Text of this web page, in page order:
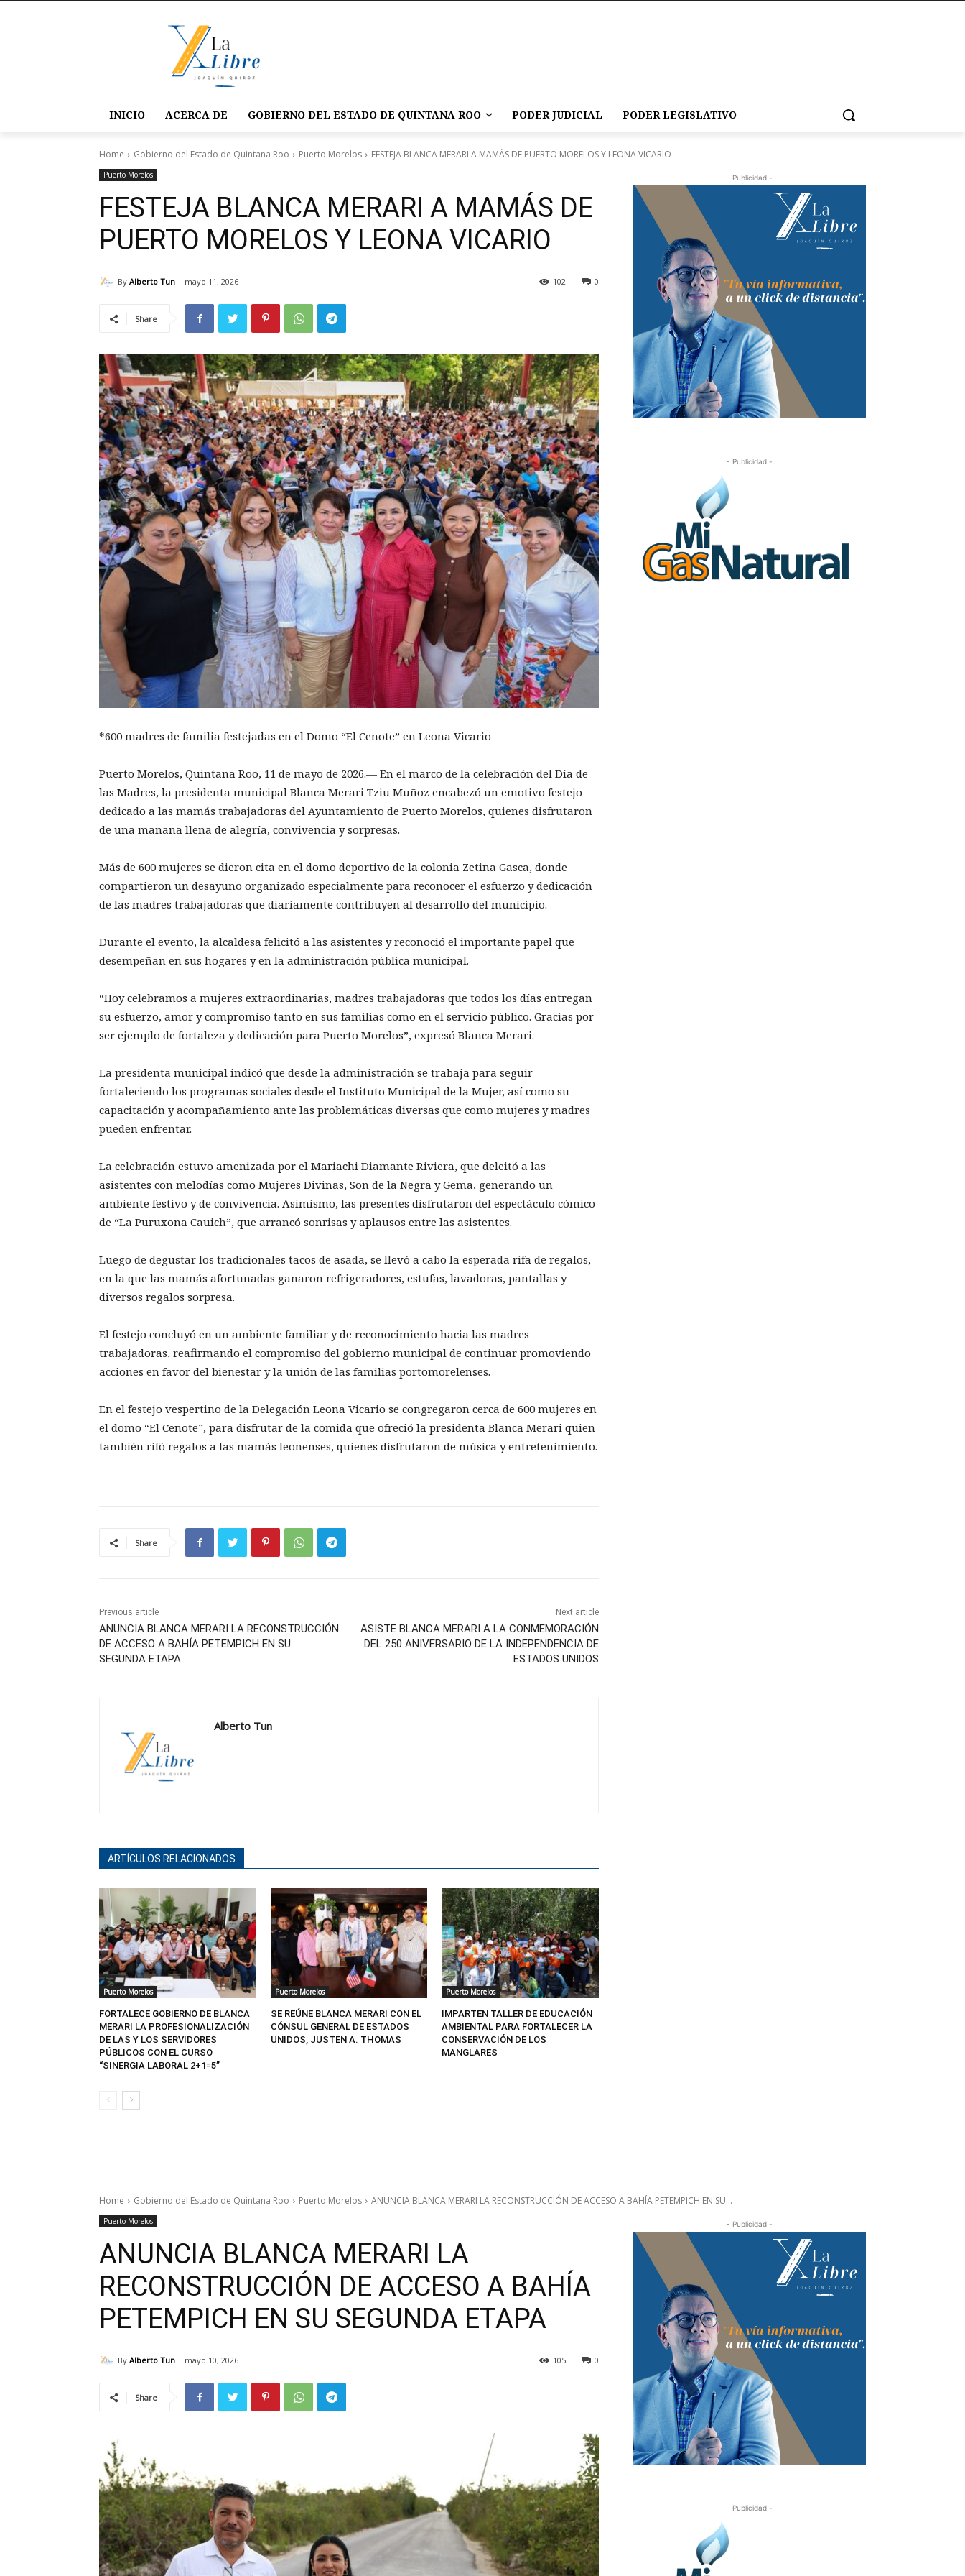
INICIO ACERCA DE GOBIERNO DEL ESTADO DE QUINTANA ROO PODER JUDICIAL PODER LEGISLATIVO
Home Gobierno del Estado de Quintana Roo Puerto Morelos FESTEJA BLANCA MERARI A MAMÁS DE PUERTO MORELOS Y LEONA VICARIO
Puerto Morelos
FESTEJA BLANCA MERARI A MAMÁS DE
PUERTO MORELOS Y LEONA VICARIO
By Alberto Tun mayo 11, 2026 0
102
Share
*600 madres de familia festejadas en el Domo “El Cenote” en Leona Vicario
Puerto Morelos, Quintana Roo, 11 de mayo de 2026.— En el marco de la celebración del Día de
las Madres, la presidenta municipal Blanca Merari Tziu Muñoz encabezó un emotivo festejo
dedicado a las mamás trabajadoras del Ayuntamiento de Puerto Morelos, quienes disfrutaron
de una mañana llena de alegría, convivencia y sorpresas.
Más de 600 mujeres se dieron cita en el domo deportivo de la colonia Zetina Gasca, donde
compartieron un desayuno organizado especialmente para reconocer el esfuerzo y dedicación
de las madres trabajadoras que diariamente contribuyen al desarrollo del municipio.
Durante el evento, la alcaldesa felicitó a las asistentes y reconoció el importante papel que
desempeñan en sus hogares y en la administración pública municipal.
“Hoy celebramos a mujeres extraordinarias, madres trabajadoras que todos los días entregan
su esfuerzo, amor y compromiso tanto en sus familias como en el servicio público. Gracias por
ser ejemplo de fortaleza y dedicación para Puerto Morelos”, expresó Blanca Merari.
La presidenta municipal indicó que desde la administración se trabaja para seguir
fortaleciendo los programas sociales desde el Instituto Municipal de la Mujer, así como su
capacitación y acompañamiento ante las problemáticas diversas que como mujeres y madres
pueden enfrentar.
La celebración estuvo amenizada por el Mariachi Diamante Riviera, que deleitó a las
asistentes con melodías como Mujeres Divinas, Son de la Negra y Gema, generando un
ambiente festivo y de convivencia. Asimismo, las presentes disfrutaron del espectáculo cómico
de “La Puruxona Cauich”, que arrancó sonrisas y aplausos entre las asistentes.
Luego de degustar los tradicionales tacos de asada, se llevó a cabo la esperada rifa de regalos,
en la que las mamás afortunadas ganaron refrigeradores, estufas, lavadoras, pantallas y
diversos regalos sorpresa.
El festejo concluyó en un ambiente familiar y de reconocimiento hacia las madres
trabajadoras, reafirmando el compromiso del gobierno municipal de continuar promoviendo
acciones en favor del bienestar y la unión de las familias portomorelenses.
En el festejo vespertino de la Delegación Leona Vicario se congregaron cerca de 600 mujeres en
el domo “El Cenote”, para disfrutar de la comida que ofreció la presidenta Blanca Merari quien
también rifó regalos a las mamás leonenses, quienes disfrutaron de música y entretenimiento.
Share
Previous article
ANUNCIA BLANCA MERARI LA RECONSTRUCCIÓN
DE ACCESO A BAHÍA PETEMPICH EN SU
SEGUNDA ETAPA
Next article
ASISTE BLANCA MERARI A LA CONMEMORACIÓN
DEL 250 ANIVERSARIO DE LA INDEPENDENCIA DE
ESTADOS UNIDOS
Alberto Tun
ARTÍCULOS RELACIONADOS
Puerto Morelos
FORTALECE GOBIERNO DE BLANCA
MERARI LA PROFESIONALIZACIÓN
DE LAS Y LOS SERVIDORES
PÚBLICOS CON EL CURSO
“SINERGIA LABORAL 2+1=5”
Puerto Morelos
SE REÚNE BLANCA MERARI CON EL
CÓNSUL GENERAL DE ESTADOS
UNIDOS, JUSTEN A. THOMAS
Puerto Morelos
IMPARTEN TALLER DE EDUCACIÓN
AMBIENTAL PARA FORTALECER LA
CONSERVACIÓN DE LOS
MANGLARES
- Publicidad -
- Publicidad -